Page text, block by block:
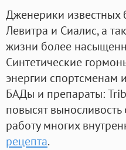
Дженерики известных
Левитра и Сиалис, а
жизни более
Синтетические
энергии спортсменам
БАДы и препараты:
повысят
работу многих
рецепта.